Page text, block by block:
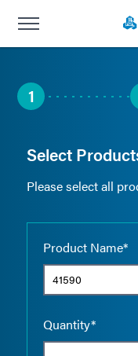
1
Select
Please select all
Product Name*
Quantity*